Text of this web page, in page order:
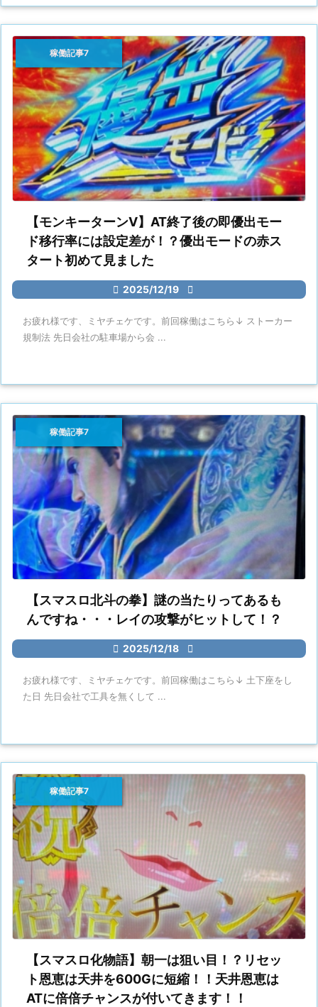
【モンキーターンV】AT終了後の即優出モー
ド移行率には設定差が！？優出モードの赤ス
タート初めて見ました
 2025/12/19 
稼働記事7
お疲れ様です、ミヤチェケです。前回稼働はこちら↓ ストーカー
規制法 先日会社の駐車場から会 ...
【スマスロ北斗の拳】謎の当たりってあるも
んですね・・・レイの攻撃がヒットして！？
 2025/12/18 
稼働記事7
お疲れ様です、ミヤチェケです。前回稼働はこちら↓ 土下座をし
た日 先日会社で工具を無くして ...
【スマスロ化物語】朝一は狙い目！？リセッ
ト恩恵は天井を600Gに短縮！！天井恩恵は
ATに倍倍チャンスが付いてきます！！
稼働記事7